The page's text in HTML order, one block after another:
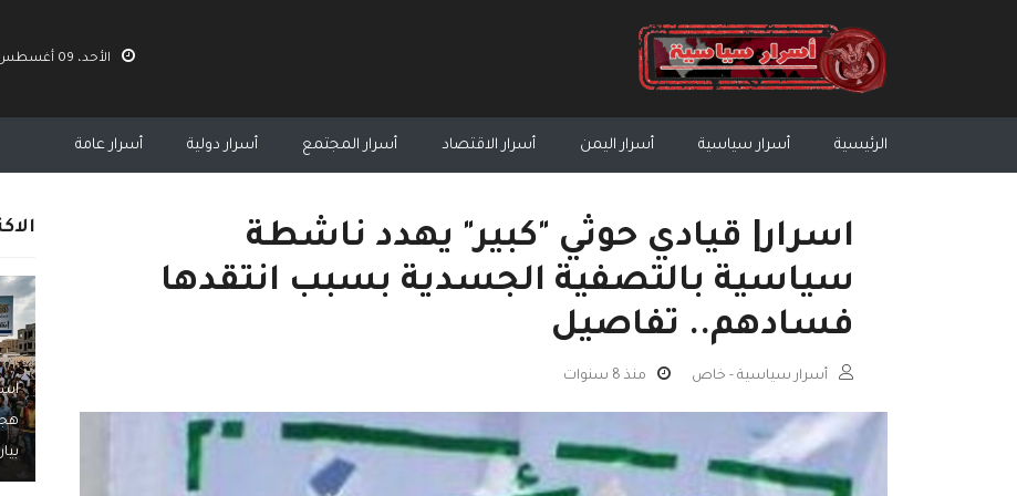
الأحد، 09 أغسطس 2026 02:19 م
الرئيسية أسرار سياسية أسرار اليمن أسرار الاقتصاد أسرار المجتمع أسرار دولية أسرار عامة
اسرار| قيادي حوثي "كبير" يهدد ناشطة
سياسية بالتصفية الجسدية بسبب انتقدها
فسادهم.. تفاصيل
أسرار سياسية - خاص منذ 8 سنوات